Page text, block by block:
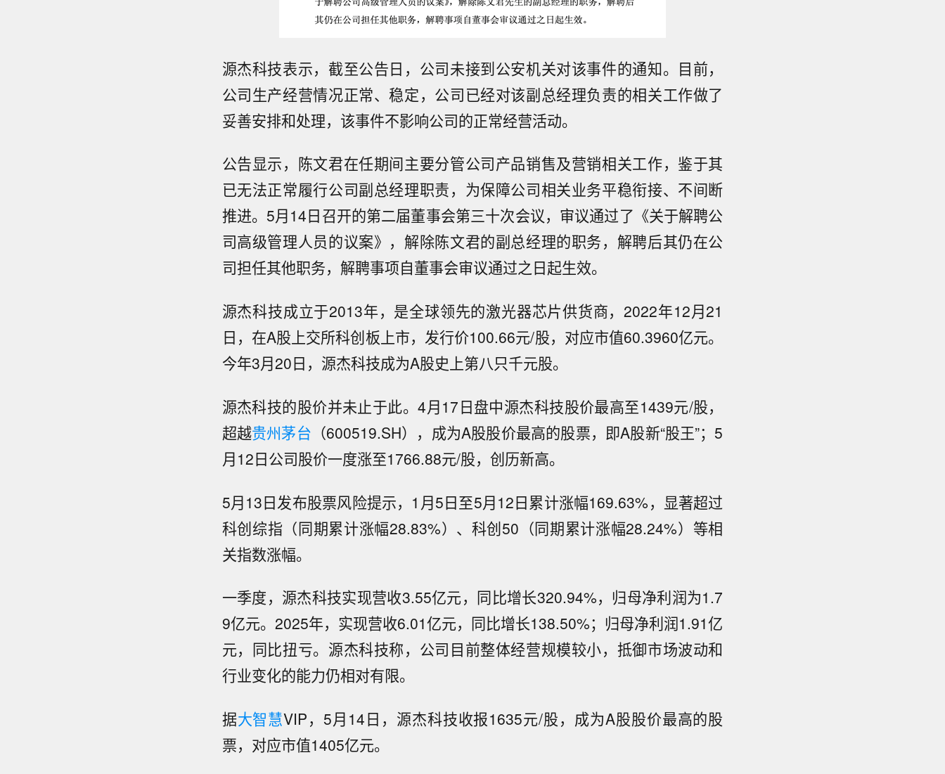
源杰科技表示，截至公告日，公司未接到公安机关对该事件的通知。目前，
公司生产经营情况正常、稳定，公司已经对该副总经理负责的相关工作做了
妥善安排和处理，该事件不影响公司的正常经营活动。
公告显示，陈文君在任期间主要分管公司产品销售及营销相关工作，鉴于其
已无法正常履行公司副总经理职责，为保障公司相关业务平稳衔接、不间断
推进。5月14日召开的第二届董事会第三十次会议，审议通过了《关于解聘公
司高级管理人员的议案》，解除陈文君的副总经理的职务，解聘后其仍在公
司担任其他职务，解聘事项自董事会审议通过之日起生效。
源杰科技成立于2013年，是全球领先的激光器芯片供货商，2022年12月21
日，在A股上交所科创板上市，发行价100.66元/股，对应市值60.3960亿元。
今年3月20日，源杰科技成为A股史上第八只千元股。
源杰科技的股价并未止于此。4月17日盘中源杰科技股价最高至1439元/股，
超越贵州茅台 （600519.SH），成为A股股价最高的股票，即A股新“股王”；5
月12日公司股价一度涨至1766.88元/股，创历新高。
5月13日发布股票风险提示，1月5日至5月12日累计涨幅169.63%，显著超过
科创综指（同期累计涨幅28.83%）、科创50（同期累计涨幅28.24%）等相
关指数涨幅。
一季度，源杰科技实现营收3.55亿元‌，同比增长320.94%，归母净利润为1.7
9亿元。2025年，实现营收6.01亿元，同比增长138.50%；归母净利润1.91亿
元，同比扭亏。源杰科技称，公司目前整体经营规模较小，抵御市场波动和
行业变化的能力仍相对有限。
据大智慧VIP，5月14日，源杰科技收报1635元/股，成为A股股价最高的股
票，对应市值1405亿元。